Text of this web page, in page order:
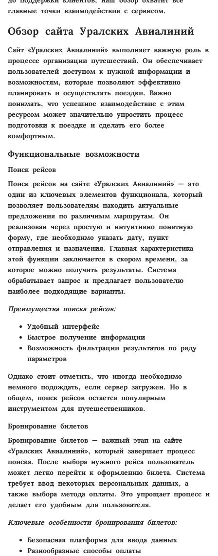
главные точки взаимодействия с сервисом.
Обзор сайта Уралских Авиалиний
Сайт «Уралских Авиалиний» выполняет важную роль в
процессе организации путешествий. Он обеспечивает
пользователей доступом к нужной информации и
возможностям, которые позволяют эффективно
планировать и осуществлять поездки. Важно
понимать, что успешное взаимодействие с этим
ресурсом может значительно упростить процесс
подготовки к поездке и сделать его более
комфортным.
Функциональные возможности
Поиск рейсов
Поиск рейсов на сайте «Уралских Авиалиний» — это
один из ключевых элементов функционала, который
позволяет пользователям находить актуальные
предложения по различным маршрутам. Он
реализован через простую и интуитивно понятную
форму, где необходимо указать дату, пункт
отправления и назначения. Главная характеристика
этой функции заключается в скором времени, за
которое можно получить результаты. Система
обрабатывает запрос и предлагает пользователю
наиболее подходящие варианты.
Преимущества поиска рейсов:
Удобный интерфейс
Быстрое получение информации
Возможность фильтрации результатов по ряду
параметров
Однако стоит отметить, что иногда необходимо
немного подождать, если сервер загружен. Но в
общем, поиск рейсов остается популярным
инструментом для путешественников.
Бронирование билетов
Бронирование билетов — важный этап на сайте
«Уралских Авиалиний», который завершает процесс
поиска. После выбора нужного рейса пользователь
может легко перейти к оформлению билета. Система
требует ввод некоторых персональных данных, а
также выбора метода оплаты. Это упрощает процесс и
делает его удобным для пользователя.
Ключевые особенности бронирования билетов:
Безопасная платформа для ввода данных
Разнообразные способы оплаты